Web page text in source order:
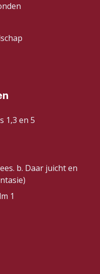
1,3 en 5
b. Daar juicht en
1